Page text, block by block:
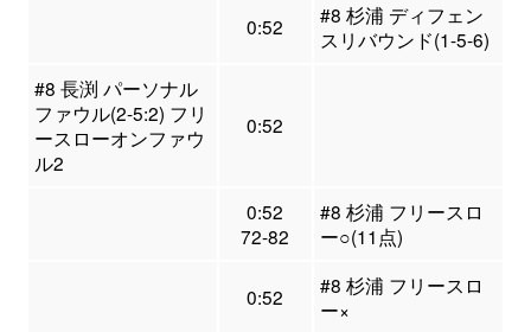
0:52
#8 杉浦 ディフェン
スリバウンド(1-5-6)
#8 長渕 パーソナル
ファウル(2-5:2) フリ
ースローオンファウ
ル2
0:52
0:52
72-82
#8 杉浦 フリースロ
ー○(11点)
0:52
#8 杉浦 フリースロ
ー×